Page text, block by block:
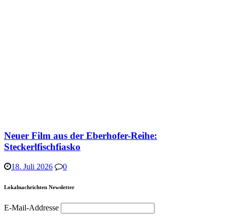
Neuer Film aus der Eberhofer-Reihe:
Steckerlfischfiasko
18. Juli 2026 0
Lokalnachrichten Newsletter
E-Mail-Addresse